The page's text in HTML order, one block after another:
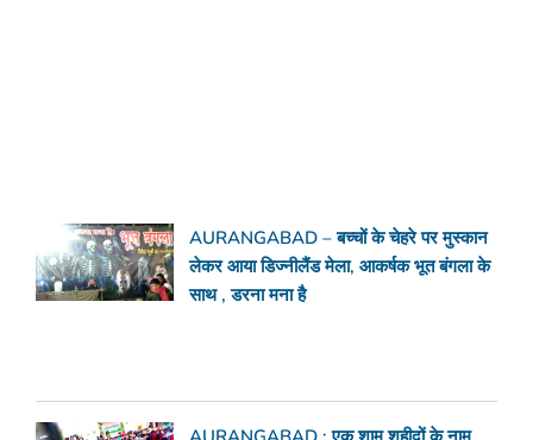
AURANGABAD – बच्चों के चेहरे पर मुस्कान
लेकर आया डिज्नीलैंड मेला, आकर्षक भूत बंगला के
साथ , डरना मना है